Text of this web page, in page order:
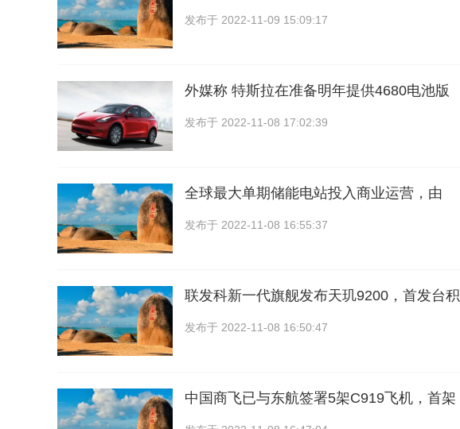
发布于 2022-11-09 15:09:17
外媒称 特斯拉在准备明年提供4680电池版
发布于 2022-11-08 17:02:39
全球最大单期储能电站投入商业运营，由
发布于 2022-11-08 16:55:37
联发科新一代旗舰发布天玑9200，首发台积
发布于 2022-11-08 16:50:47
中国商飞已与东航签署5架C919飞机，首架